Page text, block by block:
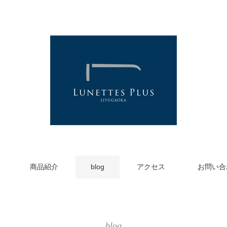
商品紹介 blog アクセス お問い